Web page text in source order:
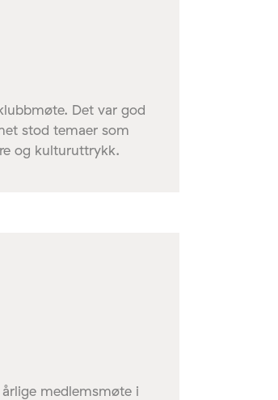
Det var god
stod temaer som
og kulturuttrykk.
medlemsmøte i